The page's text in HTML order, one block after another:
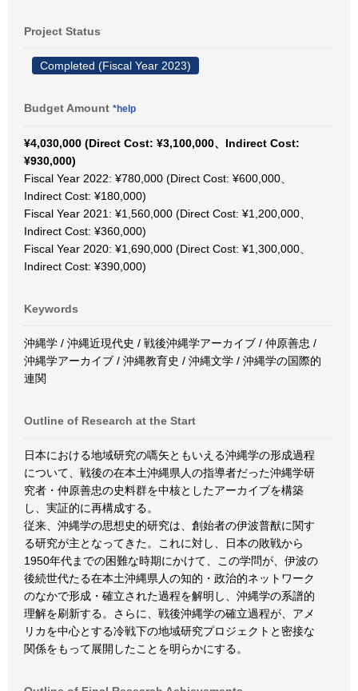
Project Status
Completed (Fiscal Year 2023)
Budget Amount *help
¥4,030,000 (Direct Cost: ¥3,100,000、Indirect Cost:
¥930,000)
Fiscal Year 2022: ¥780,000 (Direct Cost: ¥600,000、
Indirect Cost: ¥180,000)
Fiscal Year 2021: ¥1,560,000 (Direct Cost: ¥1,200,000、
Indirect Cost: ¥360,000)
Fiscal Year 2020: ¥1,690,000 (Direct Cost: ¥1,300,000、
Indirect Cost: ¥390,000)
Keywords
沖縄学 / 沖縄近現代史 / 戦後沖縄学アーカイブ / 仲原善忠 /
沖縄学アーカイブ / 沖縄教育史 / 沖縄文学 / 沖縄学の国際的
連関
Outline of Research at the Start
日本における地域研究の嚆矢ともいえる沖縄学の形成過程
について、戦後の在本土沖縄県人の指導者だった沖縄学研
究者・仲原善忠の史料群を中核としたアーカイブを構築
し、実証的に再構成する。
従来、沖縄学の思想史的研究は、創始者の伊波普猷に関す
る研究が主となってきた。これに対し、日本の敗戦から
1950年代までの困難な時期にかけて、この学問が、伊波の
後続世代たる在本土沖縄県人の知的・政治的ネットワーク
のなかで形成・確立された過程を解明し、沖縄学の系譜的
理解を刷新する。さらに、戦後沖縄学の確立過程が、アメ
リカを中心とする冷戦下の地域研究プロジェクトと密接な
関係をもって展開したことを明らかにする。